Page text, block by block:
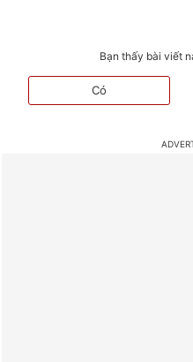
Bạn thấy bài viết
Có